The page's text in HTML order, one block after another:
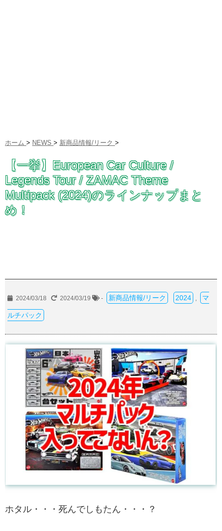
ホーム > NEWS > 新商品情報/リーク >
【一挙】European Car Culture /
Legends Tour / ZAMAC Theme
Multipack (2024)のラインナップまと
め！
2024/03/18 2024/03/19 - 新商品情報/リーク 2024 マ
ルチパック
ホタル・・・死んでしもたん・・・？